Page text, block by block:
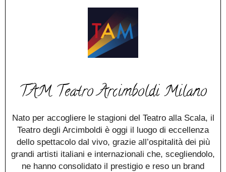
TAM Teatro Arcimboldi Milano
Nato per accogliere le stagioni del Teatro alla Scala, il
Teatro degli Arcimboldi è oggi il luogo di eccellenza
dello spettacolo dal vivo, grazie all’ospitalità dei più
grandi artisti italiani e internazionali che, scegliendolo,
ne hanno consolidato il prestigio e reso un brand